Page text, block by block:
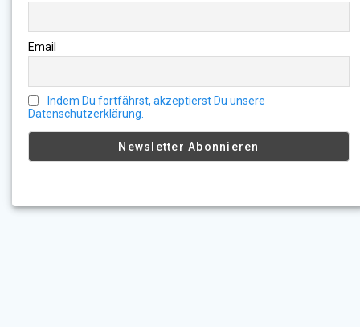
Email
Indem Du fortfährst, akzeptierst Du unsere
Datenschutzerklärung.